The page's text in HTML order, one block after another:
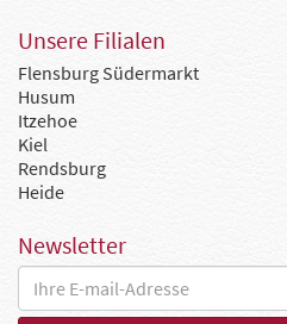
Unsere Filialen
Flensburg Südermarkt
Husum
Itzehoe
Kiel
Rendsburg
Heide
Newsletter